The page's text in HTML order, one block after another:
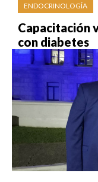
ENDOCRINOLOGÍA
Capacitación
con diabetes